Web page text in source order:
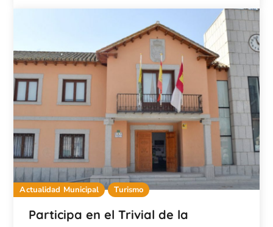
Actualidad Municipal Turismo
Participa en el Trivial de la